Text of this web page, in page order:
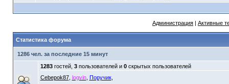
Администрация | Активные
Статистика форума
1286 чел. за последние 15 минут
1283гостей, 3пользователей и 0скрытых пользователей
Cebepok87, logvin, Поручик,